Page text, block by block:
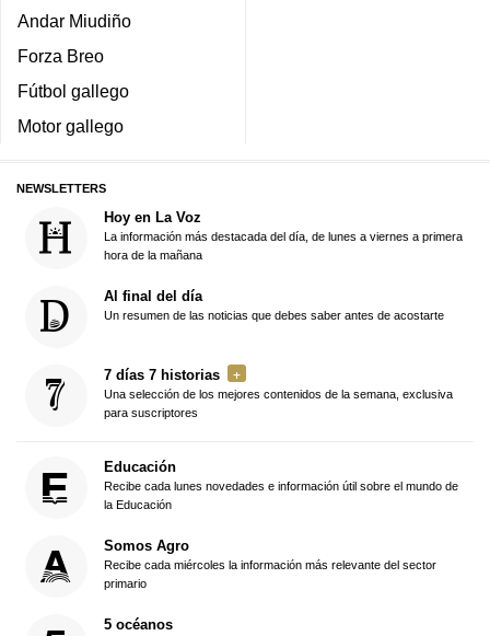
Andar Miudiño
Forza Breo
Fútbol gallego
Motor gallego
NEWSLETTERS
Hoy en La Voz
La información más destacada del día, de lunes a viernes a primera
hora de la mañana
Al final del día
Un resumen de las noticias que debes saber antes de acostarte
7 días 7 historias
Una selección de los mejores contenidos de la semana, exclusiva
para suscriptores
Educación
Recibe cada lunes novedades e información útil sobre el mundo de
la Educación
Somos Agro
Recibe cada miércoles la información más relevante del sector
primario
5 océanos